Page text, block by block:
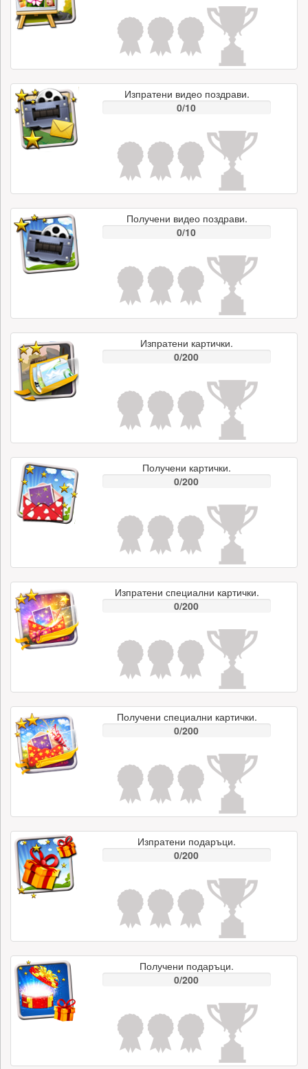
Изпратени видео поздрави.
0/10
Получени видео поздрави.
0/10
Изпратени картички.
0/200
Получени картички.
0/200
Изпратени специални картички.
0/200
Получени специални картички.
0/200
Изпратени подаръци.
0/200
Получени подаръци.
0/200